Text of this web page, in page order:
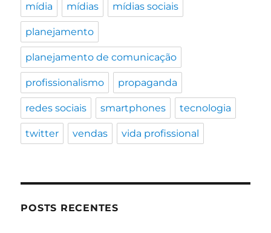
mídia mídias mídias sociais
planejamento
planejamento de comunicação
profissionalismo propaganda
redes sociais smartphones tecnologia
twitter vendas vida profissional
POSTS RECENTES